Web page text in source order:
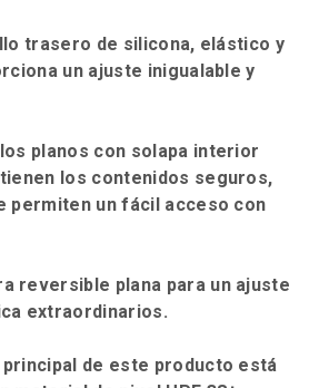
trasero de silicona, elástico y
un ajuste inigualable y
planos con solapa interior
los contenidos seguros,
permiten un fácil acceso con
reversible plana para un ajuste
extraordinarios.
de este producto está